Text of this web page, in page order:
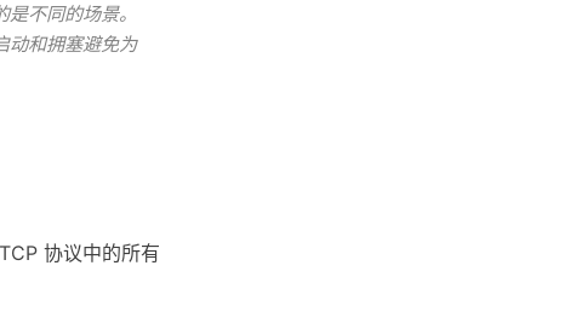
不同的场景。
动和拥塞避免为
协议中的所有